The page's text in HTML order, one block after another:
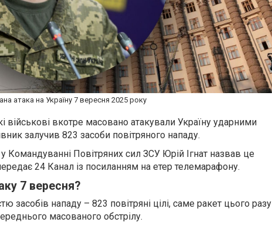
атака на Україну 7 вересня 2025 року
військові вкотре масовано атакували Україну ударними
залучив 823 засоби повітряного нападу.
Командуванні Повітряних сил ЗСУ Юрій Ігнат назвав це
24 Канал із посиланням на етер телемарафону.
7 вересня?
засобів нападу – 823 повітряні цілі, саме ракет цього разу
масованого обстрілу.